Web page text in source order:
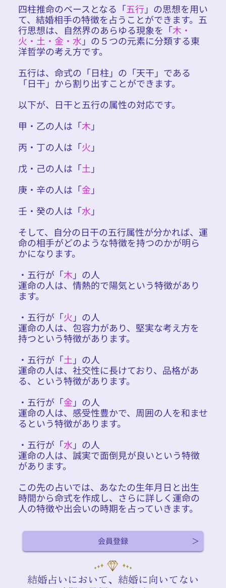
四柱推命のベースとなる「五行 」の思想を用い
て、結婚相手の特徴を占うことができます。五
行思想は、自然界のあらゆる現象を「木・
火・土・金・水 」の５つの元素に分類する東
洋哲学の考え方です。
五行は、命式の「日柱」の「天干」である
「日干」から割り出すことができます。
以下が、日干と五行の属性の対応です。
甲・乙の人は「木 」
丙・丁の人は「火 」
戊・己の人は「土 」
庚・辛の人は「金 」
壬・癸の人は「水 」
そして、自分の日干の五行属性が分かれば、運
命の相手がどのような特徴を持つのかが明ら
かになります。
・五行が「木 」の人
運命の人は、情熱的で陽気という特徴があり
ます。
・五行が「火 」の人
運命の人は、包容力があり、堅実な考え方を
持つという特徴があります。
・五行が「土 」の人
運命の人は、社交性に長けており、品格があ
る、という特徴があります。
・五行が「金 」の人
運命の人は、感受性豊かで、周囲の人を和ませ
るという特徴があります。
・五行が「水 」の人
運命の人は、誠実で面倒見が良いという特徴
があります。
この先の占いでは、あなたの生年月日と出生
時間から命式を作成し、さらに詳しく運命の
人の特徴や出会いの時期を占っていきます。
会員登録
結婚占いにおいて、結婚に向いてない